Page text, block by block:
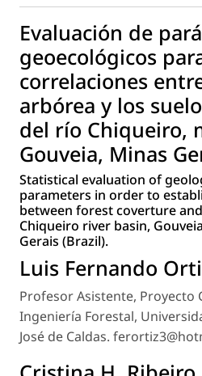
Evaluación de
geoecológicos
correlaciones
arbórea y los
del río Chiqueiro,
Gouveia, Minas
Statistical evaluation of
parameters in order to
between forest coverture
Chiqueiro river basin,
Gerais (Brazil).
Luis Fernando
Profesor Asistente, Proyecto
Ingeniería Forestal,
José de Caldas.